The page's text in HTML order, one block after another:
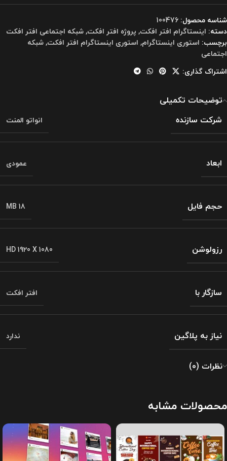
شناسه محصول: 100476
دسته: اینستاگرام افتر افکت, پروژه افتر افکت,شبکه اجتماعی افتر افکت
برچسب: استوری اینستاگرام, استوری اینستاگرام افتر افکت,شبکه
اجتماعی
اشتراک گذاری:
توضیحات تکمیلی
شرکت سازنده
انواتو المنت
ابعاد عمودی
حجم فایل MB 18
رزولوشن HD 1920 X 1080
سازگار با افتر افکت
نیاز به پلاگین ندارد
نظرات (0)
محصولات مشابه